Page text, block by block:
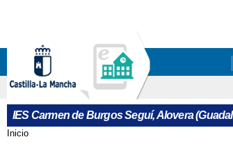
IES Carmen de Burgos Seguí, Alovera
Inicio